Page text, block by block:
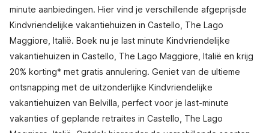
minute aanbiedingen. Hier vind je verschillende afgeprijsde
Kindvriendelijke vakantiehuizen in Castello, The Lago
Maggiore, Italië. Boek nu je last minute Kindvriendelijke
vakantiehuizen in Castello, The Lago Maggiore, Italië en krijg
20% korting* met gratis annulering. Geniet van de ultieme
ontsnapping met de uitzonderlijke Kindvriendelijke
vakantiehuizen van Belvilla, perfect voor je last-minute
vakanties of geplande retraites in Castello, The Lago